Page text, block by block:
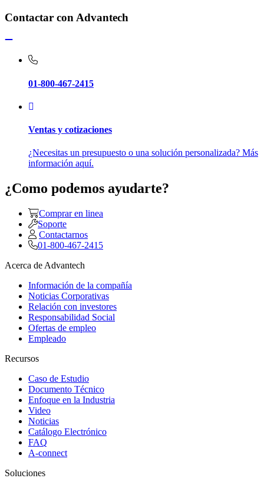
Contactar con Advantech
01-800-467-2415
Ventas y cotizaciones
¿Necesitas un presupuesto o una solución personalizada? Más
información aquí.
¿Como podemos ayudarte?
Comprar en linea
Soporte
Contactarnos
01-800-467-2415
Acerca de Advantech
Información de la compañía
Noticias Corporativas
Relación con investores
Responsabilidad Social
Ofertas de empleo
Empleado
Recursos
Caso de Estudio
Documento Técnico
Enfoque en la Industria
Video
Noticias
Catálogo Electrónico
FAQ
A-connect
Soluciones